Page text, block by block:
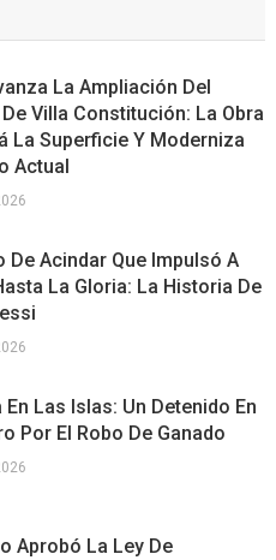
La Ampliación Del
Villa Constitución: La Obra
La Superficie Y Moderniza
Actual
De Acindar Que Impulsó A
La Gloria: La Historia De
En Las Islas: Un Detenido En
Por El Robo De Ganado
Aprobó La Ley De